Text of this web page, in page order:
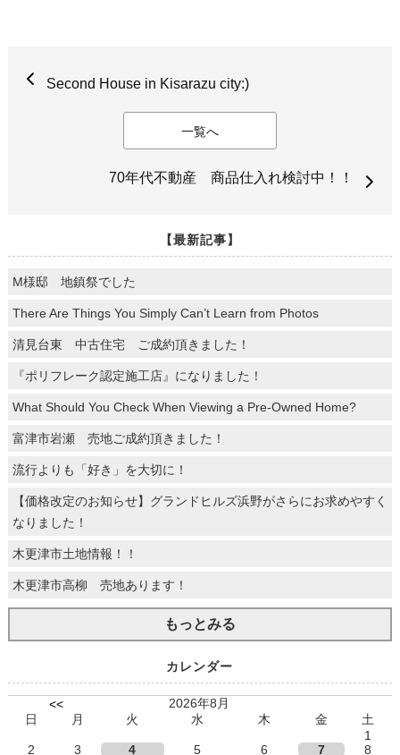
Second House in Kisarazu city:)
一覧へ
70年代不動産 商品仕入れ検討中！！
【最新記事】
M様邸 地鎮祭でした
There Are Things You Simply Can’t Learn from Photos
清見台東 中古住宅 ご成約頂きました！
『ポリフレーク認定施工店』になりました！
What Should You Check When Viewing a Pre-Owned Home?
富津市岩瀬 売地ご成約頂きました！
流行よりも「好き」を大切に！
【価格改定のお知らせ】グランドヒルズ浜野がさらにお求めやすく
なりました！
木更津市土地情報！！
木更津市高柳 売地あります！
もっとみる
カレンダー
<<
2026年8月
日
月 火 水 木 金
土
1
2
3 4 5 6 7 8